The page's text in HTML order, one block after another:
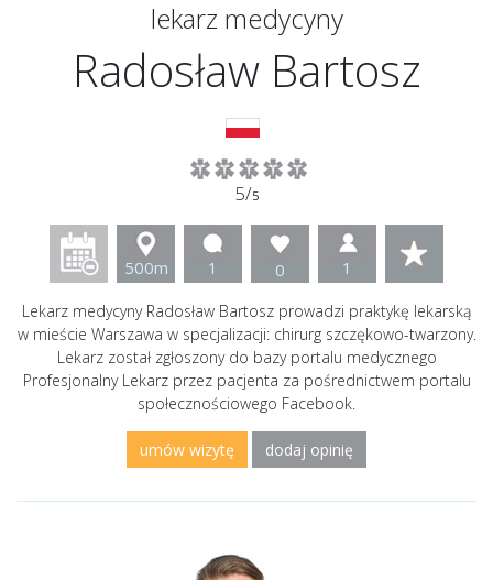
lekarz medycyny
Radosław Bartosz
5/5
500m 1 0 1
Lekarz medycyny Radosław Bartosz prowadzi praktykę lekarską
w mieście Warszawa w specjalizacji: chirurg szczękowo-twarzony.
Lekarz został zgłoszony do bazy portalu medycznego
Profesjonalny Lekarz przez pacjenta za pośrednictwem portalu
społecznościowego Facebook.
umów wizytę dodaj opinię